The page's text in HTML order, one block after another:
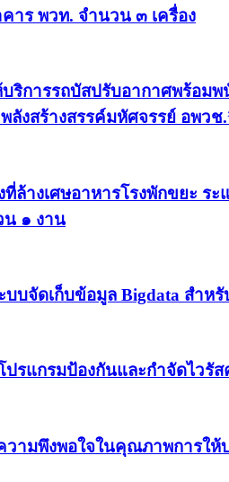
าร พวท. จำนวน ๓ เครื่อง
บริการรถบัสปรับอากาศพร้อม
ลังสร้างสรรค์มหัศจรรย์ อพว
ที่ล้างเศษอาหารโรงพักขยะ ร
น ๑ งาน
บบจัดเก็บข้อมูล Bigdata สำ
ปรแกรมป้องกันและกำจัดไวรัส
วามพึงพอใจในคุณภาพการใ